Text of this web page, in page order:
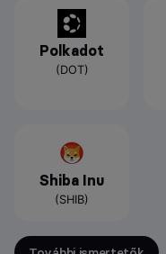
Polkadot
(DOT)
Shiba Inu
(SHIB)